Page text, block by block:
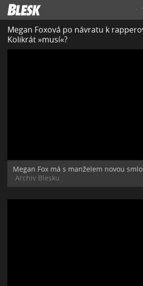
Megan Foxová po návratu k
Kolikrát »musí«?
Megan Fox má s manželem novou
Archiv Blesku